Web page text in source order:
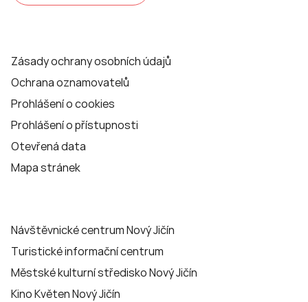
Zásady ochrany osobních údajů
Ochrana oznamovatelů
Prohlášení o cookies
Prohlášení o přístupnosti
Otevřená data
Mapa stránek
Návštěvnické centrum Nový Jičín
Turistické informační centrum
Městské kulturní středisko Nový Jičín
Kino Květen Nový Jičín